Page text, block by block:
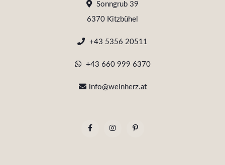
Sonngrub 39
6370 Kitzbühel
+43 5356 20511
+43 660 999 6370
info@weinherz.at